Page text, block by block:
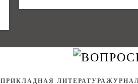
ПРИКЛАДНАЯ ЛИТЕРАТУРА